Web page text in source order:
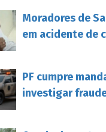
Moradores de
em acidente de
PF cumpre
investigar